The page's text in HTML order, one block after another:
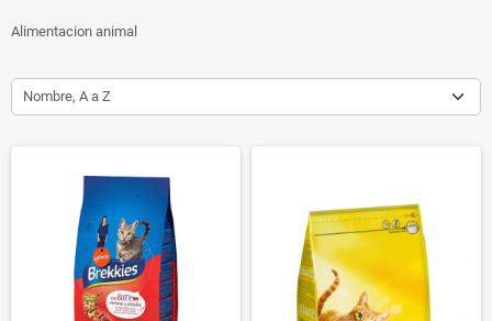
Alimentacion animal
Nombre, A a Z